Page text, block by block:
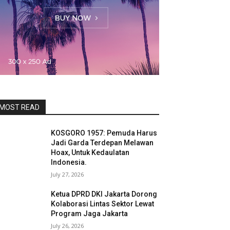
READ
KOSGORO 1957: Pemuda Harus
Jadi Garda Terdepan Melawan
Hoax, Untuk Kedaulatan
Indonesia.
July 27, 2026
Ketua DPRD DKI Jakarta Dorong
Kolaborasi Lintas Sektor Lewat
Program Jaga Jakarta
July 26, 2026